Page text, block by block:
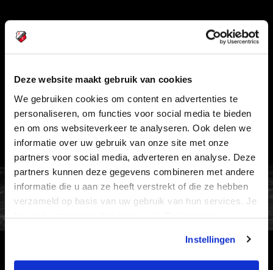
Deze website maakt gebruik van cookies
We gebruiken cookies om content en advertenties te
personaliseren, om functies voor social media te bieden
en om ons websiteverkeer te analyseren. Ook delen we
informatie over uw gebruik van onze site met onze
partners voor social media, adverteren en analyse. Deze
partners kunnen deze gegevens combineren met andere
informatie die u aan ze heeft verstrekt of die ze hebben
verzameld op basis van uw gebruik van hun services. Je
kan je toestemming beheren op de Cookiepagina.
Instellingen
Informatie
VEELGESTELDE VRAGEN
CONTACT
WERKEN BIJ
FC Utrecht<br>vanuit<br>het
HOOFDSPONSOR